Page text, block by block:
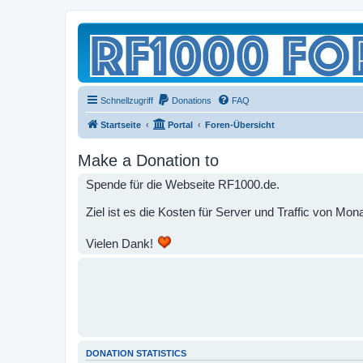
Schnellzugriff Donations FAQ
Startseite Portal Foren-Übersicht
Make a Donation to
Spende für die Webseite RF1000.de.
Ziel ist es die Kosten für Server und Traffic von
Vielen Dank!
DONATION STATISTICS